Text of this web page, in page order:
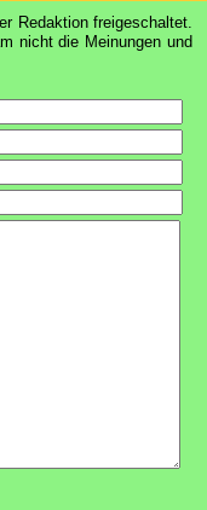
Redaktion freigeschaltet.
nicht die Meinungen und